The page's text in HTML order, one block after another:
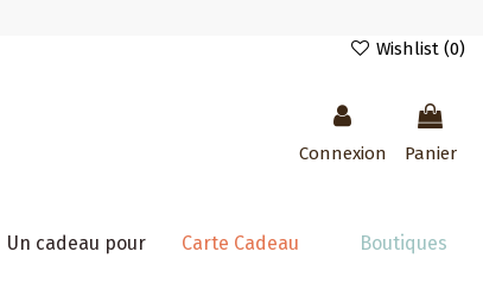
Wishlist (0)
Connexion Panier
Un cadeau pour Carte Cadeau Boutiques